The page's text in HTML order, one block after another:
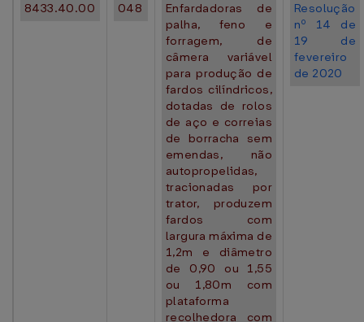
8433.40.00 048
Enfardadoras de
palha, feno e
forragem, de
câmera variável
para produção de
fardos cilíndricos,
dotadas de rolos
de aço e correias
de borracha sem
emendas, não
autopropelidas,
tracionadas por
trator, produzem
fardos com
largura máxima de
1,2m e diâmetro
de 0,90 ou 1,55
ou 1,80m com
plataforma
recolhedora com
Resolução
nº 14 de
19 de
fevereiro
de 2020